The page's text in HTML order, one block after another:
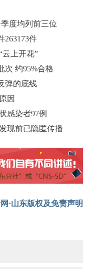
度均列前三位
263173件
云上开花”
次 约95%合格
弹的底线
因
感染者97例
现前已隐匿传播
·山东版权及免责声明